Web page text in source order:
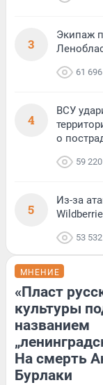
3
Экипаж
61 696
4
ВСУ
о
59 220
5
Из-за
53 532
МНЕНИЕ
«Пласт
культуры
названием
На смерть
Бурлаки